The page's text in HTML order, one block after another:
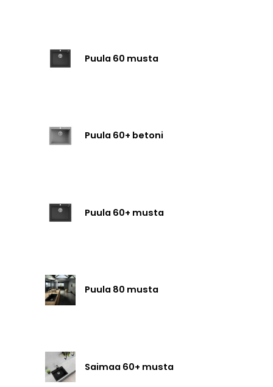
Puula 60 musta
Puula 60+ betoni
Puula 60+ musta
Puula 80 musta
Saimaa 60+ musta